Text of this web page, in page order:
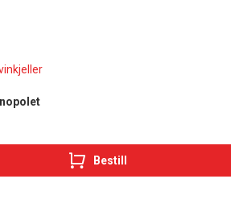
Bestill